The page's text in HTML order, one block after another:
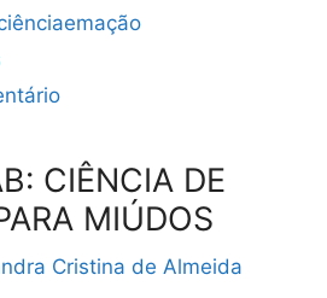
CIÊNCIA DE
MIÚDOS
Cristina de Almeida